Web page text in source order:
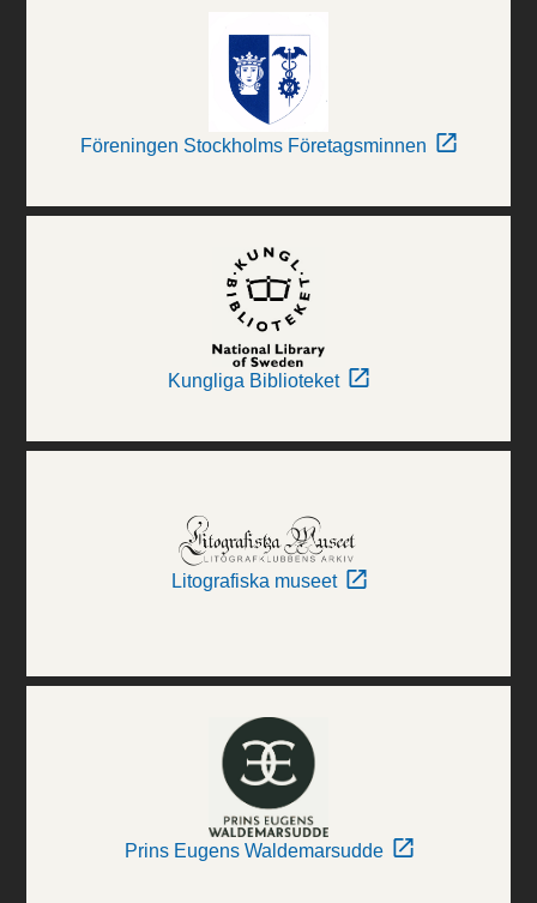
Föreningen Stockholms Företagsminnen
Kungliga Biblioteket
Litografiska museet
Prins Eugens Waldemarsudde